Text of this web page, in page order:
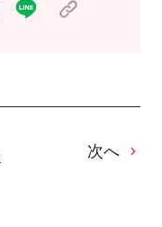
次へ